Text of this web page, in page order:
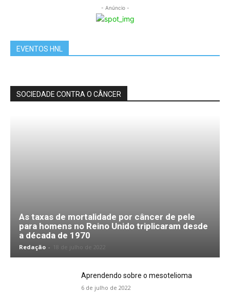
- Anúncio -
EVENTOS HNL
SOCIEDADE CONTRA O CÂNCER
As taxas de mortalidade por câncer de pele
para homens no Reino Unido triplicaram desde
a década de 1970
Redação - 18 de julho de 2022
Aprendendo sobre o mesotelioma
6 de julho de 2022